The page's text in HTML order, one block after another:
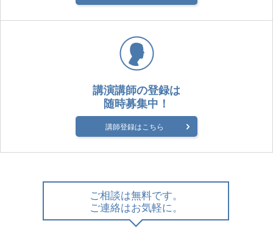
講演講師の登録は
随時募集中！
講師登録はこちら
ご相談は無料です。
ご連絡はお気軽に。